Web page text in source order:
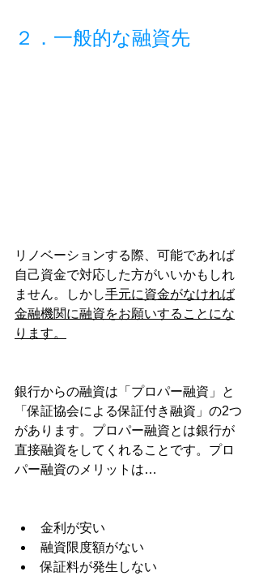
２．一般的な融資先
リノベーションする際、可能であれば
自己資金で対応した方がいいかもしれ
ません。しかし手元に資金がなければ
金融機関に融資をお願いすることにな
ります。
銀行からの融資は「プロパー融資」と
「保証協会による保証付き融資」の2つ
があります。プロパー融資とは銀行が
直接融資をしてくれることです。プロ
パー融資のメリットは…
金利が安い
融資限度額がない
保証料が発生しない